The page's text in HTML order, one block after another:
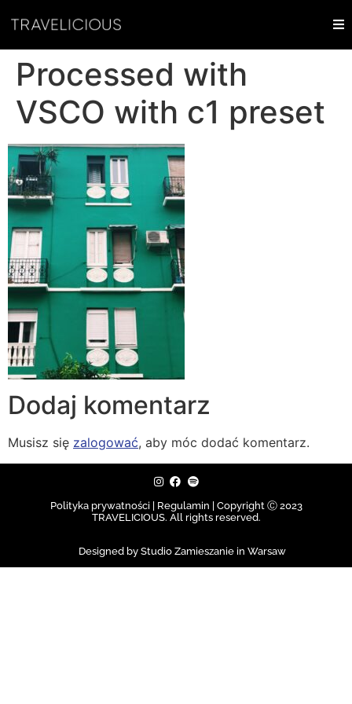
Processed with
VSCO with c1 preset
Dodaj komentarz
Musisz się zalogować, aby móc dodać komentarz.
Polityka prywatności | Regulamin | Copyright Ⓒ 2023
TRAVELICIOUS. All rights reserved.
Designed by Studio Zamieszanie in Warsaw